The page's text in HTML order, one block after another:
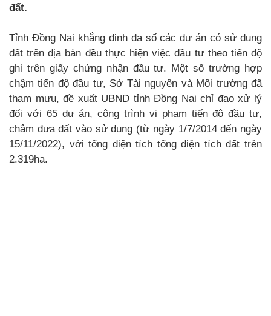
đất.
Tỉnh Đồng Nai khẳng định đa số các dự án có sử dụng
đất trên địa bàn đều thực hiện việc đầu tư theo tiến độ
ghi trên giấy chứng nhận đầu tư. Một số trường hợp
chậm tiến độ đầu tư, Sở Tài nguyên và Môi trường đã
tham mưu, đề xuất UBND tỉnh Đồng Nai chỉ đạo xử lý
đối với 65 dự án, công trình vi phạm tiến độ đầu tư,
chậm đưa đất vào sử dụng (từ ngày 1/7/2014 đến ngày
15/11/2022), với tổng diện tích tổng diện tích đất trên
2.319ha.